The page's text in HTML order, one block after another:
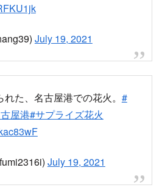
July 19, 2021
た、名古屋港での花火。 #
屋港#サプライズ花火
July 19, 2021